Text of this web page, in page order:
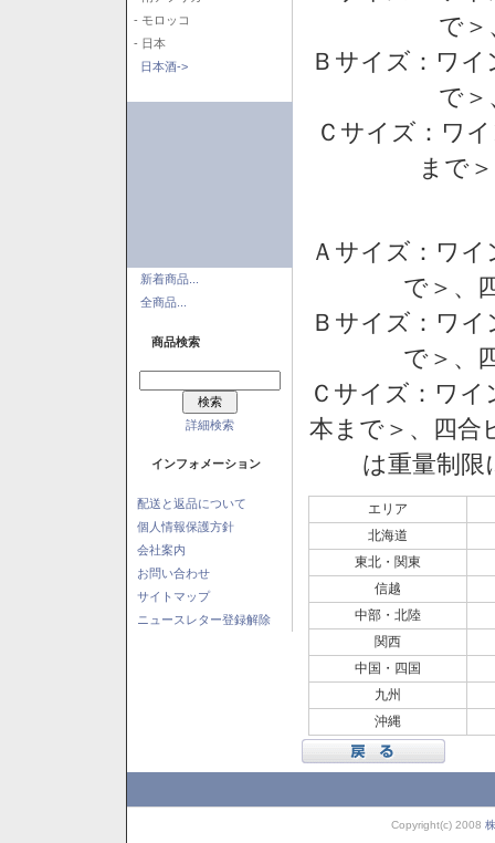
- モロッコ
- 日本
日本酒->
新着商品...
全商品...
商品検索
詳細検索
インフォメーション
配送と返品について
個人情報保護方針
会社案内
お問い合わせ
サイトマップ
ニュースレター登録解除
で
Ｂサイズ：ワ
で
Ｃサイズ：ワ
まで
Ａサイズ：ワ
で＞、
Ｂサイズ：ワ
で＞、
Ｃサイズ：ワイ
本まで＞、四
は重量制
エリア
北海道
東北・関東
信越
中部・北陸
関西
中国・四国
九州
沖縄
Copyright(c) 2008